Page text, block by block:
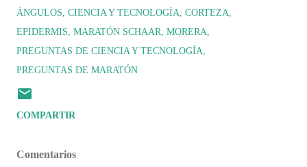
ÁNGULOS CIENCIA Y TECNOLOGÍA CORTEZA
EPIDERMIS MARATÓN SCHAAR MORERA
PREGUNTAS DE CIENCIA Y TECNOLOGÍA
PREGUNTAS DE MARATÓN
COMPARTIR
Comentarios